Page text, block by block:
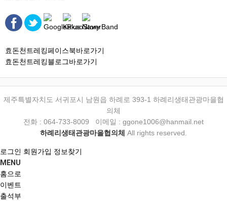
효돈천트레킹페이스북바로가기
효돈천트레킹블로그바로가기
제주특별자치도 서귀포시 남원읍 하례로 393-1 하례리생태관광마을협
의체
전화 : 064-733-8009 이메일 : ggone1006@hanmail.net
하례리생태관광마을협의체 All rights reserved.
로그인 회원가입 정보찾기
MENU
홈으로
이벤트
출석부